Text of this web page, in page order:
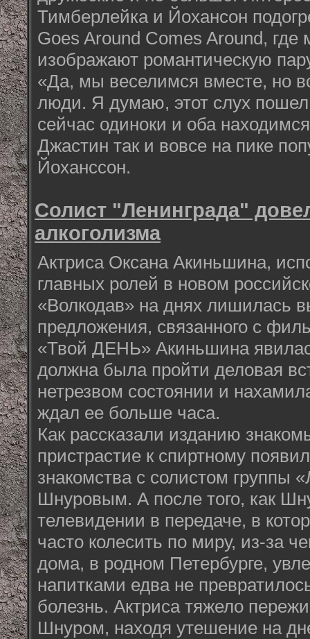
Тимберлейка и Йохансон
Goes Around Comes Around,
изображают романтическую
«Да, мы веселимся вместе, но
люди. Я думаю, этот слух пошел
сейчас одиноки и оба
Джастин так и вовсе на пике
Йоханссон.
Солист "Ленинграда"
алкоголизма
Актриса Оксана Акиньшина,
главных ролей в новом
«Волкодав» на днях лишилась
предложения, связанного с
«Твой ДЕНЬ» Акиньшина
должна была пройти деловая
нетрезвом состоянии и
ждал ее больше часа.
Как рассказали изданию
пристрастие к спиртному
знакомства с солистом группы
Шнуровым. А после того, как
телевидении в передаче, в
часто колесить по миру, из-за
дома, в родном Петербурге,
напитками едва не
болезнь. Актриса тяжело
Шнуром, находя утешение на